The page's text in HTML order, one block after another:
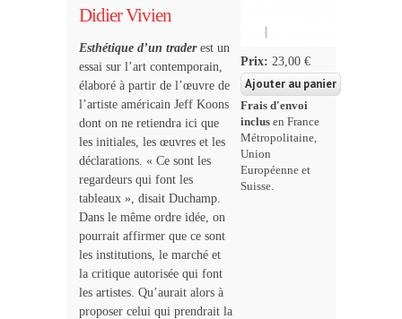
Didier Vivien
Esthétique d’un traderest un
essai sur l’art contemporain,
élaboré à partir de l’œuvre de
l’artiste américain Jeff Koons
dont on ne retiendra ici que
les initiales, les œuvres et les
déclarations. « Ce sont les
regardeurs qui font les
tableaux », disait Duchamp.
Dans le même ordre idée, on
pourrait affirmer que ce sont
les institutions, le marché et
la critique autorisée qui font
les artistes. Qu’aurait alors à
proposer celui qui prendrait la
Prix: 23,00 €
Frais d'envoi
inclus en France
Métropolitaine,
Union
Européenne et
Suisse.